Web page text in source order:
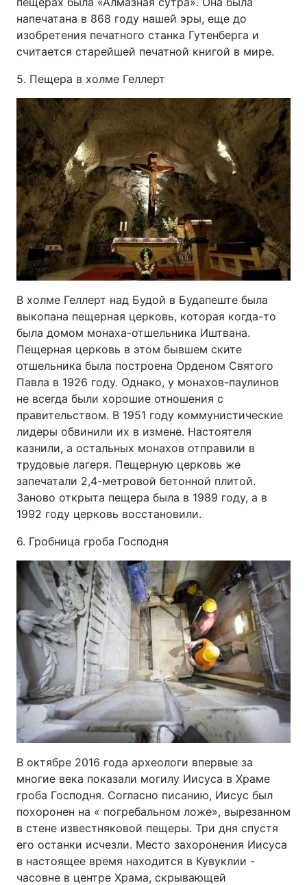
напечатана в 868 году нашей эры, еще до
изобретения печатного станка Гутенберга и
считается старейшей печатной книгой в мире.
5. Пещера в холме Геллерт
В холме Геллерт над Будой в Будапеште была
выкопана пещерная церковь, которая когда-то
была домом монаха-отшельника Иштвана.
Пещерная церковь в этом бывшем ските
отшельника была построена Орденом Святого
Павла в 1926 году. Однако, у монахов-паулинов
не всегда были хорошие отношения с
правительством. В 1951 году коммунистические
лидеры обвинили их в измене. Настоятеля
казнили, а остальных монахов отправили в
трудовые лагеря. Пещерную церковь же
запечатали 2,4-метровой бетонной плитой.
Заново открыта пещера была в 1989 году, а в
1992 году церковь восстановили.
6. Гробница гроба Господня
В октябре 2016 года археологи впервые за
многие века показали могилу Иисуса в Храме
гроба Господня. Согласно писанию, Иисус был
похоронен на « погребальном ложе», вырезанном
в стене известняковой пещеры. Три дня спустя
его останки исчезли. Место захоронения Иисуса
в настоящее время находится в Кувуклии -
часовне в центре Храма, скрывающей